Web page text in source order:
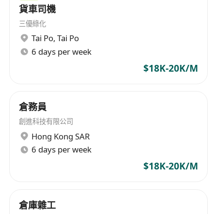
貨車司機
三優綠化
Tai Po, Tai Po
6 days per week
$18K-20K/M
倉務員
創進科技有限公司
Hong Kong SAR
6 days per week
$18K-20K/M
倉庫雜工